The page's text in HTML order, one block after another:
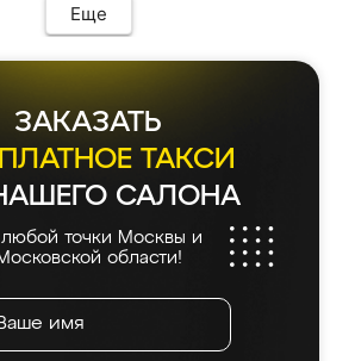
Еще
ЗАКАЗАТЬ
ТАКСИ
САЛОНА
точки Москвы и
области!